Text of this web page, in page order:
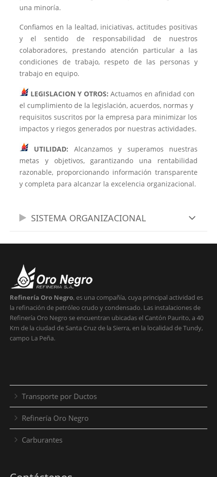
una minoría.
Confiamos en la lealtad, iniciativas, actitudes positivas
y el sentido de responsabilidad de nuestros
colaboradores, prestando atención particular a las
condiciones de trabajo, respeto de las personas y
trabajo en equipo.
LEGISLACION Y OTROS: Actuamos en afinidad con
el cumplimiento de la legislación, acuerdos, normas y
requisitos suscritos por la empresa para minimizar los
impactos y riegos generados por nuestras actividades.
UTILIDAD: Alcanzamos y superamos nuestras
metas y objetivos, garantizando una rentabilidad
razonable, proporcionando información transparente
y completa para alcanzar la excelencia organizacional.
SISTEMA ORGANIZACIONAL
Refinería Oro Negro, es una compañía, cuya principal actividad es
la refinación de petróleo crudo y condensado. Las instalaciones de
Refinería Oro Negro se encuentran ubicadas el Cantón Paurito, a 40
Km de la ciudad de Santa Cruz de la Sierra, en la localidad de Tundy,
campo La Peña.
Transporte por Ductos
Refinería Oro Negro
Carburantes